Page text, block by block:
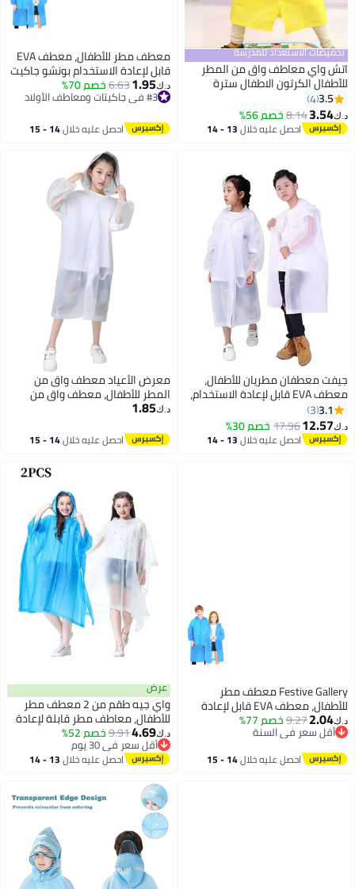
تخفيضات الاستعداد للمدرسة
اتش واي معاطف واق من المطر
للأطفال الكرتون الاطفال سترة
المطر الأولاد الفتيات مقنعين المطر
المعطف في الهواء الطلق أطفال
معطف واق من المطر شفاف طالب
بدلة المطر للماء سترة واقية دائمة
3.5
4
د.ك‏3.54
8.14خصم 56%
احصل عليه خلال 13 - 14
اغسطس
معطف مطر للأطفال، معطف EVA
قابل لإعادة الاستخدام بونشو جاكيت
للأولاد والبنات من 6-13 سنة،
معدات طوارئ للتخييم في الهواء
115LX55CM (أزرق)
د.ك‏1.95
6.63خصم 70%
#3 في جاكيتات ومعاطف الأولاد
احصل عليه خلال 14 - 15
اغسطس
جيفت معطفان مطريان للأطفال،
معطف EVA قابل لإعادة الاستخدام،
13 سنة، معدات طوارئ للتخييم
والمشي لمسافات طويلة والسفر
والمدرسة
3.1
3
د.ك‏12.57
17.96خصم 30%
احصل عليه خلال 13 - 14
معرض الأعياد معطف واق من
المطر للأطفال، معطف واق من
المطر مصنوع من مادة إي في إيه
قابل لإعادة الاستخدام وقابل للطي
لصيد الأسماك العائلية والسفر
د.ك‏1.85
احصل عليه خلال 14 - 15
Festive Gallery معطف مطر
للأطفال، معطف EVA قابل لإعادة
الاستخدام بونشو جاكيت للأولاد
والبنات من 6-13 سنة، معدات
طوارئ للتخييم في الهواء الطلق
والمشي والسفر والمدرسة
د.ك‏2.04
9.27خصم 77%
أقل سعر في السنة
أقل سعر في السنة
احصل عليه خلال 14 - 15
عرض
واي جيه طقم من 2 معطف مطر
للأطفال، معاطف مطر قابلة لإعادة
الاستخدام للأولاد والبنات، معطف
مطر للأطفال من EVA، معاطف مطر
بغطاء للرأس، معطف مطر قابل
14 سنة، أزرق، أبيض
د.ك‏4.69
9.91خصم 52%
أقل سعر في 30 يوم
أقل سعر في 30 يوماحصل عليه خلال 13 - 14